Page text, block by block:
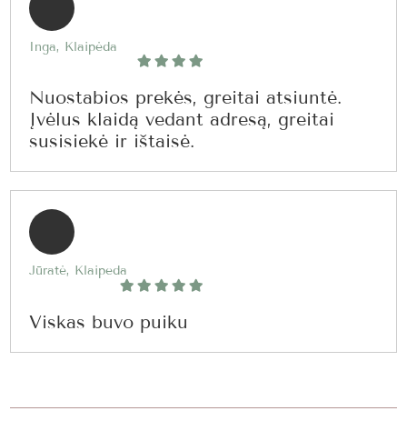
Inga, Klaipėda
Nuostabios prekės, greitai atsiuntė.
Įvėlus klaidą vedant adresą, greitai
susisiekė ir ištaisė.
Jūratė, Klaipeda
Viskas buvo puiku